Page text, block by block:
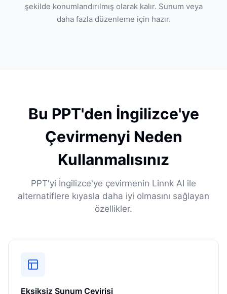
şekilde konumlandırılmış olarak kalır. Sunum veya
daha fazla düzenleme için hazır.
Bu PPT'den İngilizce'ye
Çevirmenyi Neden
Kullanmalısınız
PPT'yi İngilizce'ye çevirmenin Linnk AI ile
alternatiflere kıyasla daha iyi olmasını sağlayan
özellikler.
Eksiksiz Sunum Çevirisi